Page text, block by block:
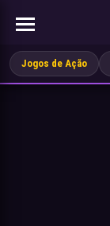
Jogos de Ação